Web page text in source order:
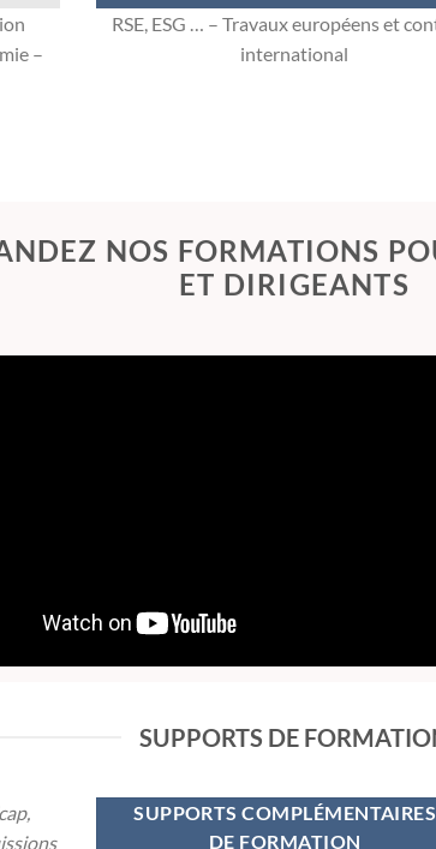
–
RSE, ESG … – Travaux européens et
international
NOS FORMATIONS
ET DIRIGEANTS
SUPPORTS DE
SUPPORTS COMPLÉMENTAIRES
DE FORMATION